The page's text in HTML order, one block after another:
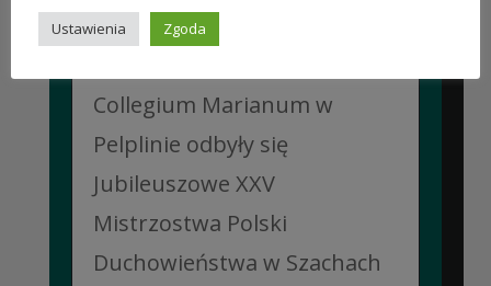
10 lipca&7b19p;2026
Collegium Marianum w
Pelplinie odbyły się
Jubileuszowe XXV
Mistrzostwa Polski
Duchowieństwa w Szachach
Ustawienia Zgoda